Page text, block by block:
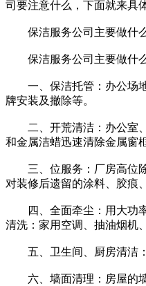
司要注意什么，下面就来具
保洁服务公司主要做什么
保洁服务公司主要做什
一、保洁托管：办公场地
牌安装及撤除等。
二、开荒清洁：办公室、
和金属洁蜡迅速清除金属窗
三、位服务：厂房高位除
对装修后遗留的涂料、胶痕
四、全面牵尘：用大功率
清洗：家用空调、抽油烟机
五、卫生间、厨房清洁：
六、墙面清理：房屋的墙